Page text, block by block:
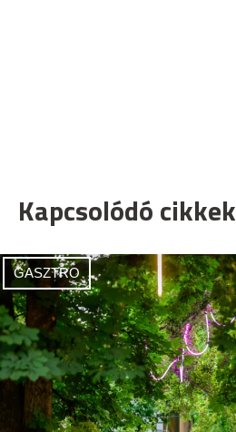
Kapcsolódó cikkek
GASZTRO